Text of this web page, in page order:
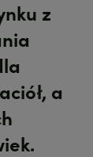
z
a